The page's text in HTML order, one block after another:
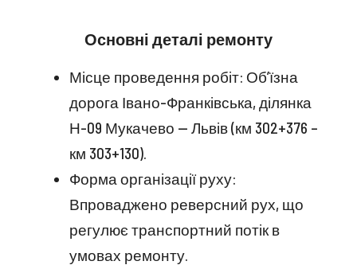
Основні деталі ремонту
Місце проведення робіт: Об’їзна
дорога Івано-Франківська, ділянка
Н-09 Мукачево — Львів (км 302+376 –
км 303+130).
Форма організації руху:
Впроваджено реверсний рух, що
регулює транспортний потік в
умовах ремонту.